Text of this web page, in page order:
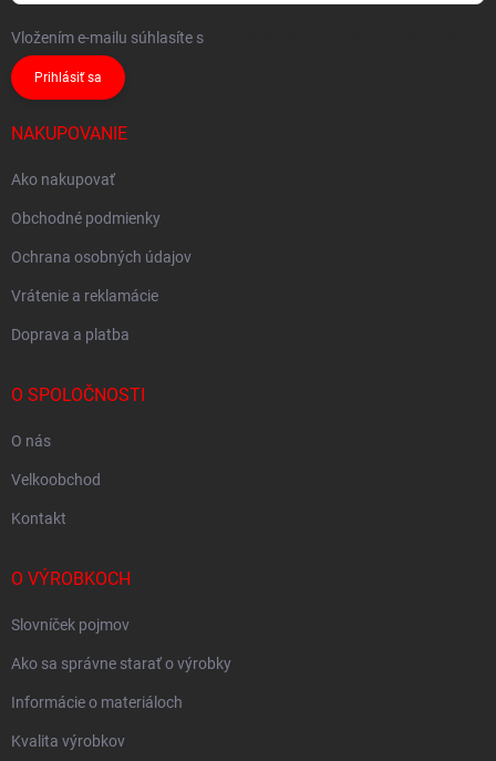
Vložením e-mailu súhlasíte s
Prihlásiť sa
NAKUPOVANIE
Ako nakupovať
Obchodné podmienky
Ochrana osobných údajov
Vrátenie a reklamácie
Doprava a platba
O SPOLOČNOSTI
O nás
Velkoobchod
Kontakt
O VÝROBKOCH
Slovníček pojmov
Ako sa správne starať o výrobky
Informácie o materiáloch
Kvalita výrobkov